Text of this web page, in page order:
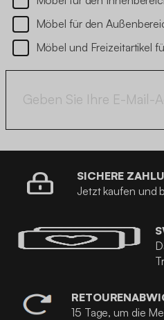
Möbel für den
Möbel und Freizeitartikel
SICHERE
Jetzt kaufen und
15 Tage, um die